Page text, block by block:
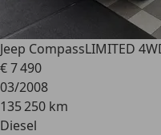
Jeep CompassLIMITED
€ 7 490
03/2008
135 250 km
Diesel